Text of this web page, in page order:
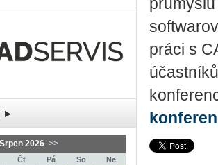
Srpen 2026 >>
Čt Pá So
Ne
práci s